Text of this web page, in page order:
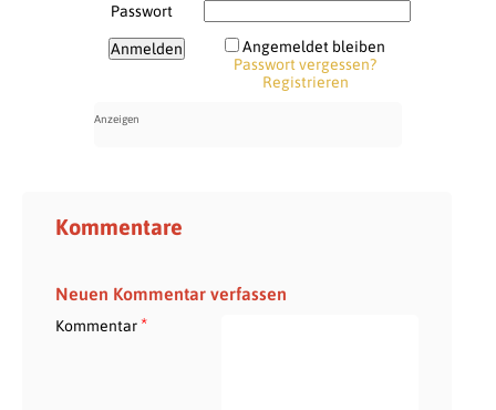
Passwort
Angemeldet bleiben
Passwort vergessen?
Registrieren
Kommentare
Neuen Kommentar verfassen
Kommentar*